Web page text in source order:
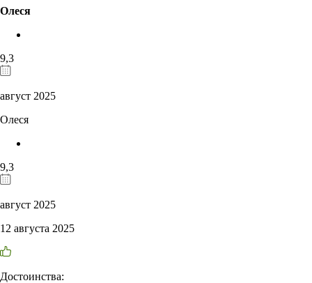
Олеся
9,3
август 2025
Олеся
9,3
август 2025
12 августа 2025
Достоинства: